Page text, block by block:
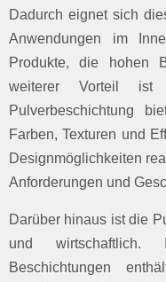
Dadurch eignet sich
Anwendungen im
Produkte, die hohen
weiterer Vorteil ist
Pulverbeschichtung
Farben, Texturen und
Designmöglichkeiten
Anforderungen und
Darüber hinaus ist die
und wirtschaftlich.
Beschichtungen